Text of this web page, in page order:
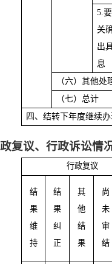
5.
关
出
息
（六）其他处
（七）总计
四、结转下年度继续
复议、行政诉讼情
行政复议
结
果
维
持
结
果
纠
正
其
他
结
果
尚
未
审
结